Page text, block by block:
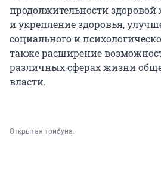
продолжительности здоровой
и укрепление здоровья,
социального и
также расширение
различных сферах жизни
власти.
Открытая трибуна.